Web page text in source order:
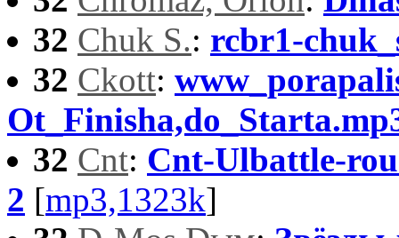
32 Chuk S.: rcbr1-
32 Ckott:
32 Cnt: Cnt-Ulbattle-
2 [mp3,1323k]